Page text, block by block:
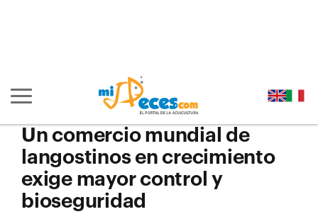
Mostrar/ocultar navegación principal
Un comercio mundial de
langostinos en crecimiento
exige mayor control y
bioseguridad